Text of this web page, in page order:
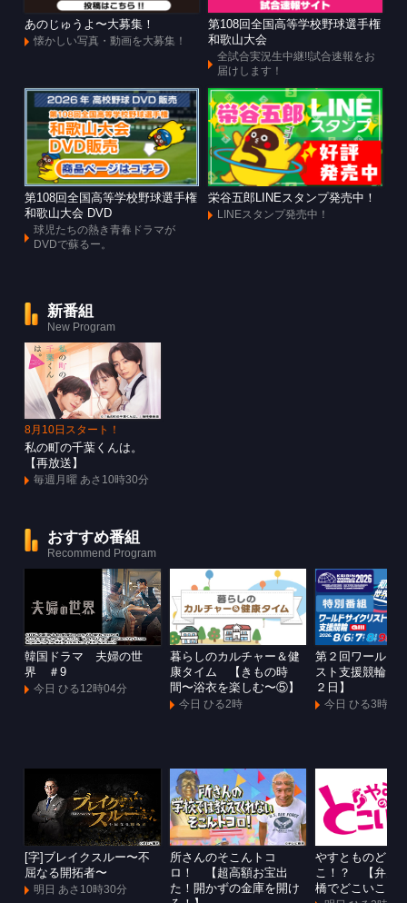
あのじゅうよ〜大募集！
懐かしい写真・動画を大募集！
第108回全国高等学校野球選手権
和歌山大会
全試合実況生中継!!試合速報をお
届けします！
第108回全国高等学校野球選手権
和歌山大会 DVD
球児たちの熱き青春ドラマが
DVDで蘇るー。
栄谷五郎LINEスタンプ発売中！
LINEスタンプ発売中！
新番組
New Program
8月10日スタート！
私の町の千葉くんは。
【再放送】
毎週月曜 あさ10時30分
おすすめ番組
Recommend Program
韓国ドラマ 夫婦の世
界 ＃9
今日 ひる12時04分
暮らしのカルチャー＆健
康タイム 【きもの時
間〜浴衣を楽しむ〜⑤】
今日 ひる2時
第２回ワールド
スト支援競輪
２日】
今日 ひる3時
[字]ブレイクスルー〜不
屈なる開拓者〜
明日 あさ10時30分
所さんのそこんトコ
ロ！ 【超高額お宝出
た！開かずの金庫を開け
やすとものどこ
こ！？ 【弁天
橋でどこいこ！